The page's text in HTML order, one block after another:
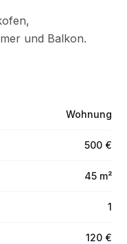
Wohnung
500 €
45 m²
1
120 €